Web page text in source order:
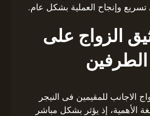
وإنجاح العملية بشكل عام.
الزواج على
الاجانب للمقيمين فى النيجر
الأهمية، إذ يؤثر بشكل مباشر